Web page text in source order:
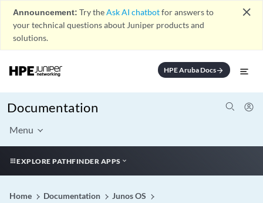
Announcement: Try theAsk AI chatbotfor answers to
your technical questions about Juniper products and
solutions.
close
HPE Aruba Docsarrow_forward
Documentation
Menu
EXPLORE PATHFINDER APPS
Home Documentation
Junos OS